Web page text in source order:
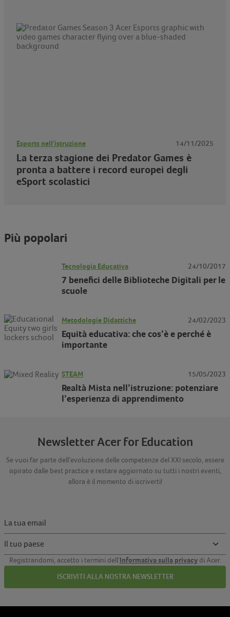
Esports nell'istruzione 14/11/2025
La terza stagione dei Predator Games è
pronta a battere i record europei degli
eSport scolastici
Più popolari
Tecnologia Educativa 24/10/2017
7 benefici delle Biblioteche Digitali per le
scuole
Metodologie Didattiche 24/02/2023
Equità educativa: che cos’è e perché è
importante
STEAM 15/05/2023
Realtà Mista nell’istruzione: potenziare
l’esperienza di apprendimento
Newsletter Acer for Education
Se vuoi far parte dell’evoluzione delle competenze del XXI secolo, essere
ispirato dalle best practice e restare aggiornato su tutti i nostri eventi,
allora è il momento di iscriverti!
Registrandomi, accetto i termini dell'Informativa sulla privacydi Acer.
ISCRIVITI ALLA NOSTRA NEWSLETTER